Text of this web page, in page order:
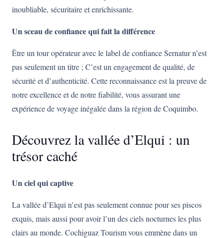
inoubliable, sécuritaire et enrichissante.
Un sceau de confiance qui fait la différence
Être un tour opérateur avec le label de confiance Sernatur n’est
pas seulement un titre ; C’est un engagement de qualité, de
sécurité et d’authenticité. Cette reconnaissance est la preuve de
notre excellence et de notre fiabilité, vous assurant une
expérience de voyage inégalée dans la région de Coquimbo.
Découvrez la vallée d’Elqui : un
trésor caché
Un ciel qui captive
La vallée d’Elqui n’est pas seulement connue pour ses piscos
exquis, mais aussi pour avoir l’un des ciels nocturnes les plus
clairs au monde. Cochiguaz Tourism vous emmène dans un